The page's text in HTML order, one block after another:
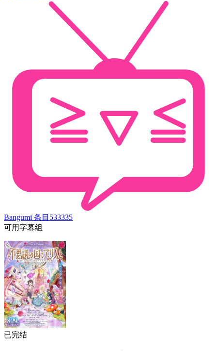
Bangumi 条目 533335
可用字幕组
已完结